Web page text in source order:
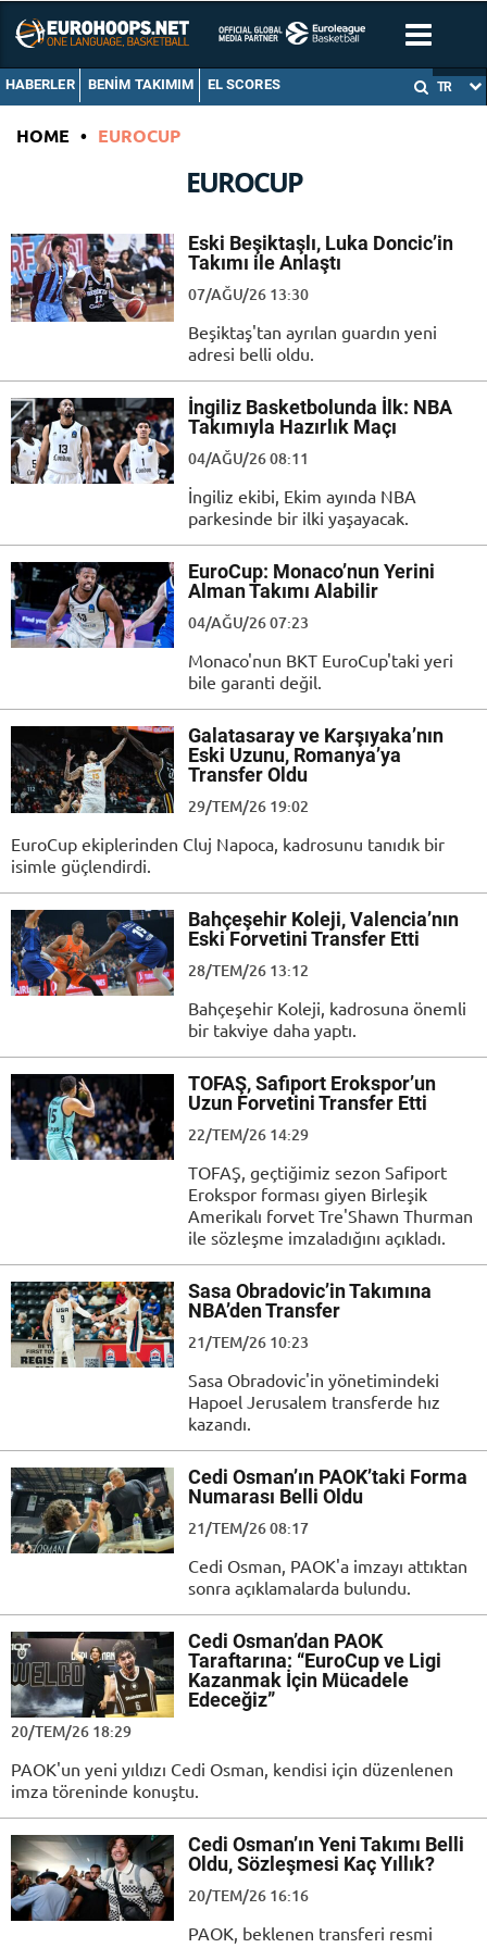
HABERLER BENIM TAKIMIM EL SCORES TR
HOME • EUROCUP
EUROCUP
Eski Beşiktaşlı, Luka Doncic’in
Takımı ile Anlaştı
07/AĞU/26 13:30
Beşiktaş'tan ayrılan guardın yeni
adresi belli oldu.
İngiliz Basketbolunda İlk: NBA
Takımıyla Hazırlık Maçı
04/AĞU/26 08:11
İngiliz ekibi, Ekim ayında NBA
parkesinde bir ilki yaşayacak.
EuroCup: Monaco’nun Yerini
Alman Takımı Alabilir
04/AĞU/26 07:23
Monaco'nun BKT EuroCup'taki yeri
bile garanti değil.
Galatasaray ve Karşıyaka’nın
Eski Uzunu, Romanya’ya
Transfer Oldu
29/TEM/26 19:02
EuroCup ekiplerinden Cluj Napoca, kadrosunu tanıdık bir
isimle güçlendirdi.
Bahçeşehir Koleji, Valencia’nın
Eski Forvetini Transfer Etti
28/TEM/26 13:12
Bahçeşehir Koleji, kadrosuna önemli
bir takviye daha yaptı.
TOFAŞ, Safiport Erokspor’un
Uzun Forvetini Transfer Etti
22/TEM/26 14:29
TOFAŞ, geçtiğimiz sezon Safiport
Erokspor forması giyen Birleşik
Amerikalı forvet Tre'Shawn Thurman
ile sözleşme imzaladığını açıkladı.
Sasa Obradovic’in Takımına
NBA’den Transfer
21/TEM/26 10:23
Sasa Obradovic'in yönetimindeki
Hapoel Jerusalem transferde hız
kazandı.
Cedi Osman’ın PAOK’taki Forma
Numarası Belli Oldu
21/TEM/26 08:17
Cedi Osman, PAOK'a imzayı attıktan
sonra açıklamalarda bulundu.
Cedi Osman’dan PAOK
Taraftarına: “EuroCup ve Ligi
Kazanmak İçin Mücadele
Edeceğiz”
20/TEM/26 18:29
PAOK'un yeni yıldızı Cedi Osman, kendisi için düzenlenen
imza töreninde konuştu.
Cedi Osman’ın Yeni Takımı Belli
Oldu, Sözleşmesi Kaç Yıllık?
20/TEM/26 16:16
PAOK, beklenen transferi resmi